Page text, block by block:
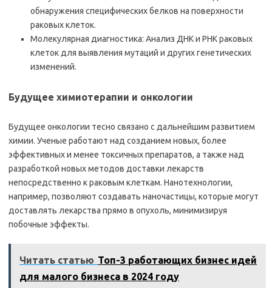
обнаружения специфических белков на поверхности
раковых клеток.
Молекулярная диагностика: Анализ ДНК и РНК раковых
клеток для выявления мутаций и других генетических
изменений.
Будущее химиотерапии и онкологии
Будущее онкологии тесно связано с дальнейшим развитием
химии. Ученые работают над созданием новых, более
эффективных и менее токсичных препаратов, а также над
разработкой новых методов доставки лекарств
непосредственно к раковым клеткам. Нанотехнологии,
например, позволяют создавать наночастицы, которые могут
доставлять лекарства прямо в опухоль, минимизируя
побочные эффекты.
Читать статью Топ-3 работающих бизнес идей
для малого бизнеса в 2024 году